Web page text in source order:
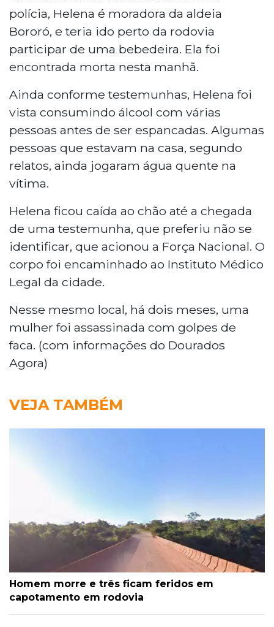
polícia, Helena é moradora da aldeia
Bororó, e teria ido perto da rodovia
participar de uma bebedeira. Ela foi
encontrada morta nesta manhã.
Ainda conforme testemunhas, Helena foi
vista consumindo álcool com várias
pessoas antes de ser espancadas. Algumas
pessoas que estavam na casa, segundo
relatos, ainda jogaram água quente na
vítima.
Helena ficou caída ao chão até a chegada
de uma testemunha, que preferiu não se
identificar, que acionou a Força Nacional. O
corpo foi encaminhado ao Instituto Médico
Legal da cidade.
Nesse mesmo local, há dois meses, uma
mulher foi assassinada com golpes de
faca. (com informações do Dourados
Agora)
VEJA TAMBÉM
Homem morre e três ficam feridos em
capotamento em rodovia